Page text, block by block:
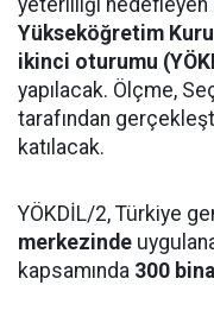
Yükseköğretim
ikinci oturumu
yapılacak. Ölçme,
tarafından
katılacak.
YÖKDİL/2, Türkiye
merkezinde
kapsamında 300